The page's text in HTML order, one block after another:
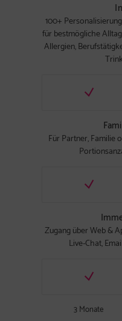
100+
für bestmögliche
Allergien,
Für Partner, Familie
Zugang über Web &
Live-Chat,
3 Monate